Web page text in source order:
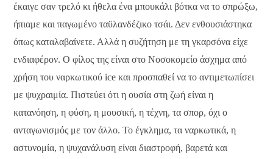
έκαιγε σαν τρελό κι ήθελα ένα μπουκάλι βότκα να το σπρώξω,
ήπιαμε και παγωμένο ταϋλανδέζικο τσάι. Δεν ενθουσιάστηκα
όπως καταλαβαίνετε. Αλλά η συζήτηση με τη γκαρσόνα είχε
ενδιαφέρον. Ο φίλος της είναι στο Νοσοκομείο άσχημα από
χρήση του ναρκωτικού ice και προσπαθεί να το αντιμετωπίσει
με ψυχραιμία. Πιστεύει ότι η ουσία στη ζωή είναι η
κατανόηση, η φύση, η μουσική, η τέχνη, τα σπορ, όχι ο
ανταγωνισμός με τον άλλο. Το έγκλημα, τα ναρκωτικά, η
αστυνομία, η ψυχανάλυση είναι διαστροφή, βαρετά και